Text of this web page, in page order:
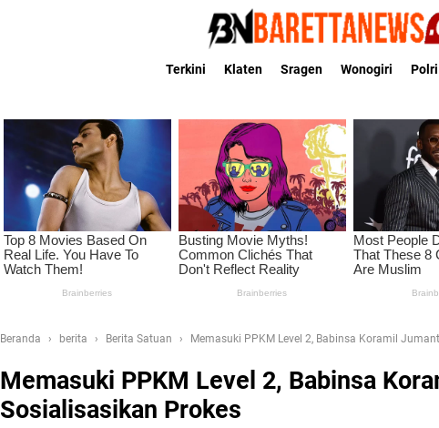
Terkini Klaten Sragen Wonogiri Polri
Beranda berita Berita Satuan Memasuki PPKM Level 2, Babinsa Koramil
Memasuki PPKM Level 2, Babinsa
Sosialisasikan Prokes